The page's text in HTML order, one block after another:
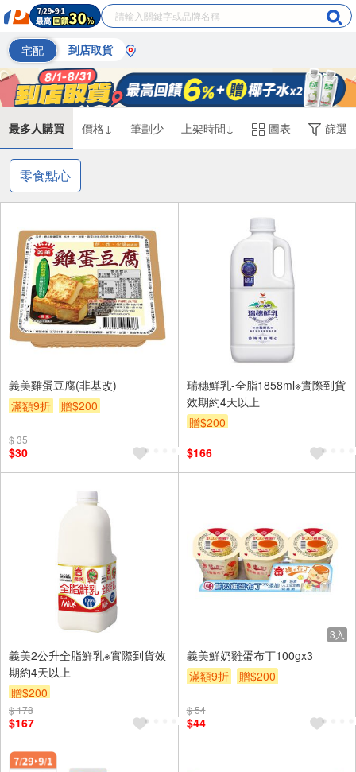
宅配 到店取貨
最多人購買 價格↓ 筆劃少 上架時間↓ 圖表 篩選
零食點心
義美雞蛋豆腐(非基改)
滿額9折
贈$200
$ 35
$30
瑞穗鮮乳-全脂1858ml※實際到貨
效期約4天以上
贈$200
$166
義美2公升全脂鮮乳※實際到貨效
期約4天以上
贈$200
$ 178
$167
3入
義美鮮奶雞蛋布丁100gx3
滿額9折
贈$200
$ 54
$44